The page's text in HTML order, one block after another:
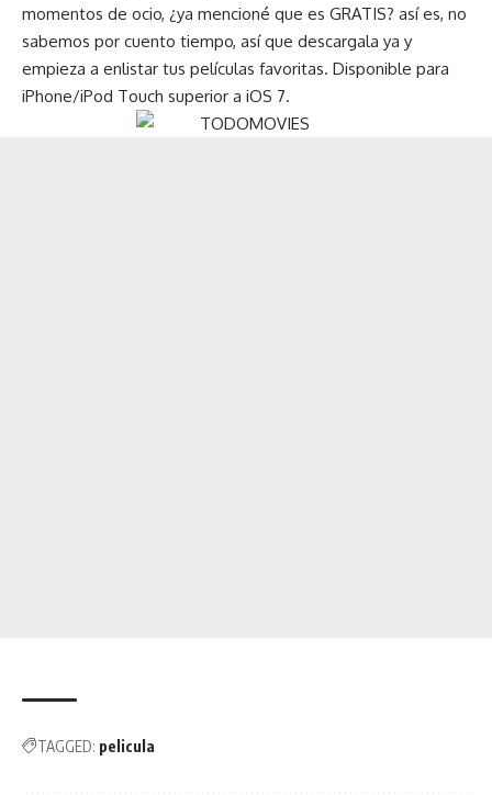
momentos de ocio, ¿ya mencioné que es GRATIS? así es, no
sabemos por cuento tiempo, así que descargala ya y
empieza a enlistar tus películas favoritas. Disponible para
iPhone/iPod Touch superior a iOS 7.
TAGGED: pelicula